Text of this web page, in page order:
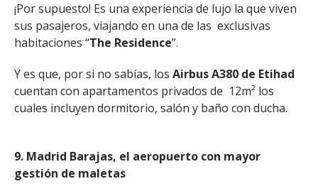
¡Por supuesto! Es una experiencia de lujo la que viven
sus pasajeros, viajando en una de las exclusivas
habitaciones “The Residence”.
Y es que, por si no sabías, los Airbus A380 de Etihad
cuentan con apartamentos privados de 12m² los
cuales incluyen dormitorio, salón y baño con ducha.
9. Madrid Barajas, el aeropuerto con mayor
gestión de maletas